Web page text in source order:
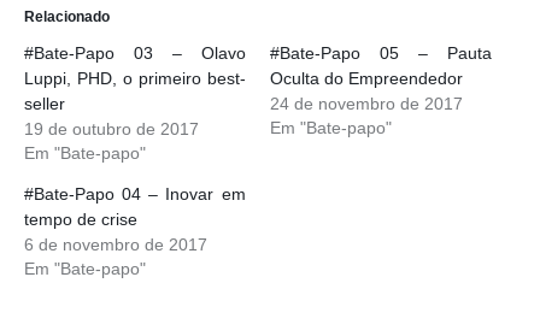
Relacionado
#Bate-Papo 03 – Olavo
Luppi, PHD, o primeiro best-
seller
19 de outubro de 2017
Em "Bate-papo"
#Bate-Papo 05 – Pauta
Oculta do Empreendedor
24 de novembro de 2017
Em "Bate-papo"
#Bate-Papo 04 – Inovar em
tempo de crise
6 de novembro de 2017
Em "Bate-papo"